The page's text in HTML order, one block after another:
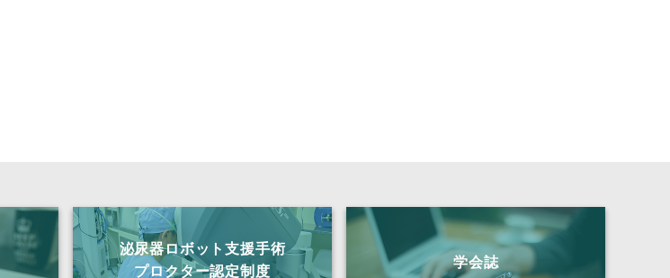
泌尿器ロボット支援手術
プロクター認定制度
学会誌